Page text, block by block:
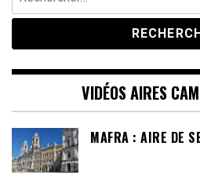
VIDÉOS AIRES
MAFRA : AIRE DE